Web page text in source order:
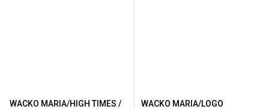
WACKO MARIA/HIGH TIMES /
WACKO MARIA/LOGO